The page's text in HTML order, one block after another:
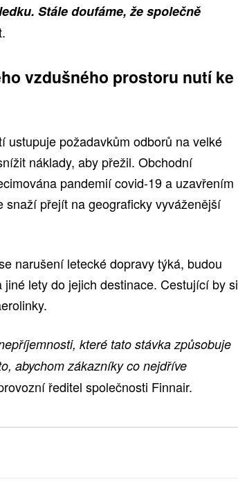
Stále doufáme, že společně
vzdušného prostoru nutí ke
ustupuje požadavkům odborů na velké
náklady, aby přežil. Obchodní
pandemií covid-19 a uzavřením
přejít na geograficky vyváženější
narušení letecké dopravy týká, budou
lety do jejich destinace. Cestující by si
které tato stávka způsobuje
abychom zákazníky co nejdříve
ředitel společnosti Finnair.